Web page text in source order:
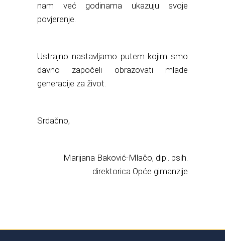
nam već godinama ukazuju svoje
povjerenje.
Ustrajno nastavljamo putem kojim smo
davno započeli obrazovati mlade
generacije za život.
Srdačno,
Marijana Baković-Mlačo, dipl. psih.
direktorica Opće gimanzije